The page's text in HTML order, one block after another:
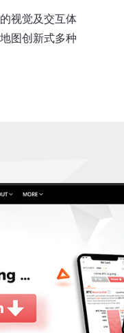
视觉及交互体
图创新式多种